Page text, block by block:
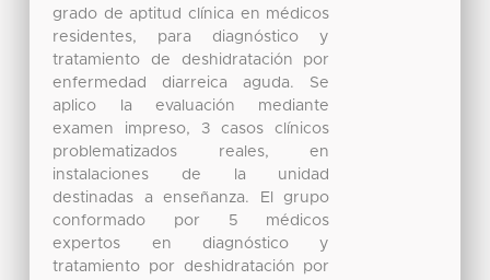
grado de aptitud clínica en médicos
residentes, para diagnóstico y
tratamiento de deshidratación por
enfermedad diarreica aguda. Se
aplico la evaluación mediante
examen impreso, 3 casos clínicos
problematizados reales, en
instalaciones de la unidad
destinadas a enseñanza. El grupo
conformado por 5 médicos
expertos en diagnóstico y
tratamiento por deshidratación por